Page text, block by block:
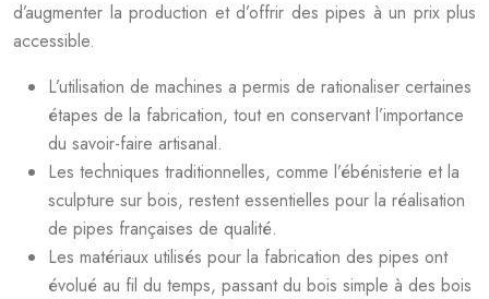
d’augmenter la production et d’offrir des pipes à un prix plus
accessible.
L’utilisation de machines a permis de rationaliser certaines
étapes de la fabrication, tout en conservant l’importance
du savoir-faire artisanal.
Les techniques traditionnelles, comme l’ébénisterie et la
sculpture sur bois, restent essentielles pour la réalisation
de pipes françaises de qualité.
Les matériaux utilisés pour la fabrication des pipes ont
évolué au fil du temps, passant du bois simple à des bois